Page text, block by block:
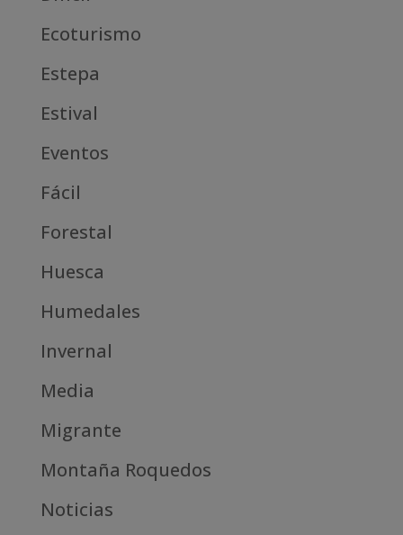
Ecoturismo
Estepa
Estival
Eventos
Fácil
Forestal
Huesca
Humedales
Invernal
Media
Migrante
Montaña Roquedos
Noticias